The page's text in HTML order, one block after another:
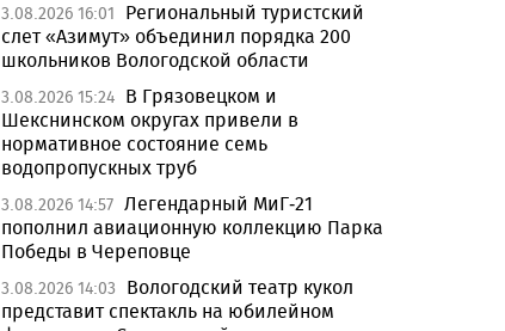
3.08.2026 16:01
Региональный туристский
слет «Азимут» объединил порядка 200
школьников Вологодской области
3.08.2026 15:24 В Грязовецком и
Шекснинском округах привели в
нормативное состояние семь
водопропускных труб
3.08.2026 14:57 Легендарный МиГ-21
пополнил авиационную коллекцию Парка
Победы в Череповце
3.08.2026 14:03
Вологодский театр кукол
представит спектакль на юбилейном